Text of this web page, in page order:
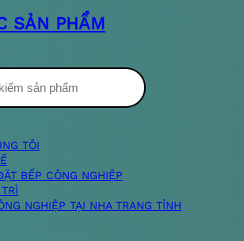
SẢN PHẨM
TÔI
BẾP CÔNG NGHIỆP
NGHIỆP TẠI NHA TRANG TỈNH